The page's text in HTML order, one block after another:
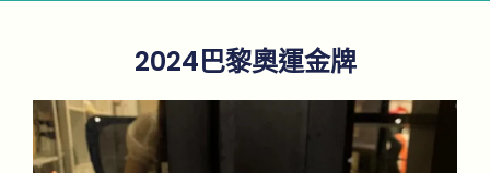
2024巴黎奧運金牌